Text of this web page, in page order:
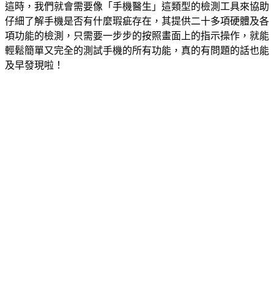
這時，我們就會需要像「手機醫生」這類型的檢測工具來協助
仔細了解手機是否有什麼瑕疵存在，其提供二十多項硬體及各
項功能的檢測，只需要一步步的按照畫面上的指示操作，就能
輕鬆簡單又完全的測試手機的所有功能，真的有問題的話也能
及早發現啦！